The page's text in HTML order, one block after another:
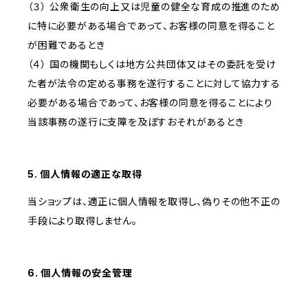
（３） 公衆衛生の向上又は児童の健全な育成の推進のため
に特に必要がある場合であって、お客様の同意を得ること
が困難であるとき
（４） 国の機関もしくは地方公共団体又はその委託を受け
た者が法令の定める事務を遂行することに対して協力する
必要がある場合であって、お客様の同意を得ることにより
当該事務の遂行に支障を及ぼすおそれがあるとき
5. 個人情報の適正な取得
当ショップは、適正に個人情報を取得し、偽りその他不正の
手段により取得しません。
6. 個人情報の安全管理